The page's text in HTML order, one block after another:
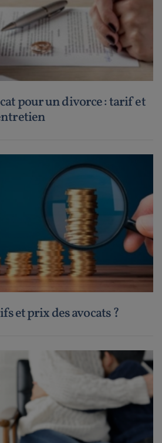
pour un divorce : tarif et
et prix des avocats ?